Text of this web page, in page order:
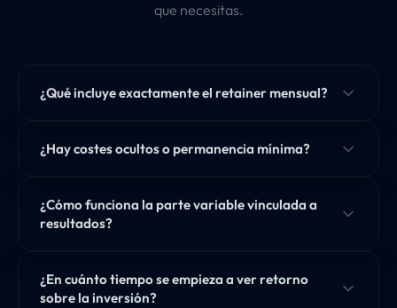
que necesitas.
¿Qué incluye exactamente el retainer mensual?
¿Hay costes ocultos o permanencia mínima?
¿Cómo funciona la parte variable vinculada a
resultados?
¿En cuánto tiempo se empieza a ver retorno
sobre la inversión?